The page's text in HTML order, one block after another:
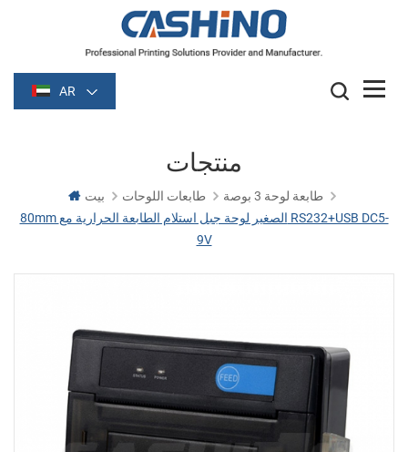
AR
منتجات
بيت طابعات اللوحات
طابعة لوحة 3 بوصة
80mm الصغير لوحة جبل استلام الطابعة الحرارية مع RS232+USB DC5-
9V